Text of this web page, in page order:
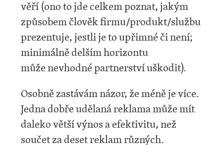
věří (ono to jde celkem poznat, jakým
způsobem člověk firmu/produkt/službu
prezentuje, jestli je to upřimné či není;
minimálně delším horizontu
může nevhodné partnerství uškodit).
Osobně zastávám názor, že méně je více.
Jedna dobře udělaná reklama může mít
daleko větší výnos a efektivitu, než
součet za deset reklam různých.